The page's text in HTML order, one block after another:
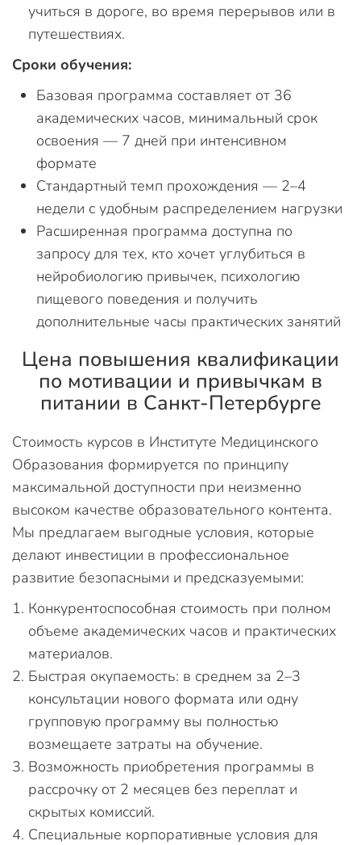
учиться в дороге, во время перерывов или в
путешествиях.
Сроки обучения:
Базовая программа составляет от 36
академических часов, минимальный срок
освоения — 7 дней при интенсивном
формате
Стандартный темп прохождения — 2–4
недели с удобным распределением нагрузки
Расширенная программа доступна по
запросу для тех, кто хочет углубиться в
нейробиологию привычек, психологию
пищевого поведения и получить
дополнительные часы практических занятий
Цена повышения квалификации
по мотивации и привычкам в
питании в Санкт-Петербурге
Стоимость курсов в Институте Медицинского
Образования формируется по принципу
максимальной доступности при неизменно
высоком качестве образовательного контента.
Мы предлагаем выгодные условия, которые
делают инвестиции в профессиональное
развитие безопасными и предсказуемыми:
Конкурентоспособная стоимость при полном
объеме академических часов и практических
материалов.
Быстрая окупаемость: в среднем за 2–3
консультации нового формата или одну
групповую программу вы полностью
возмещаете затраты на обучение.
Возможность приобретения программы в
рассрочку от 2 месяцев без переплат и
скрытых комиссий.
Специальные корпоративные условия для